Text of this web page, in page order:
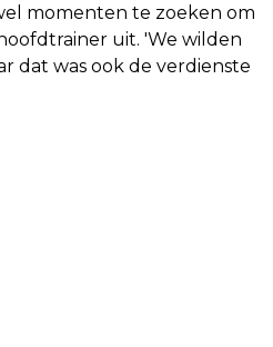
momenten te zoeken om
uit. 'We wilden
dat was ook de verdienste